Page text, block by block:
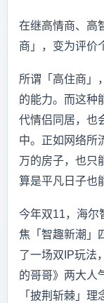
在继高情商、高
商」，变为评价
所谓「高住商」
的能力。而这种
代情侣同居，也
中。正如网络所
万的房子，也只
算是平凡日子也
今年双11，海尔
焦「智趣新潮」
了一场双IP玩法
的哥哥》两大人
「披荆斩棘」